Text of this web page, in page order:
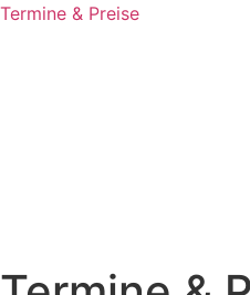
Termine & Preise